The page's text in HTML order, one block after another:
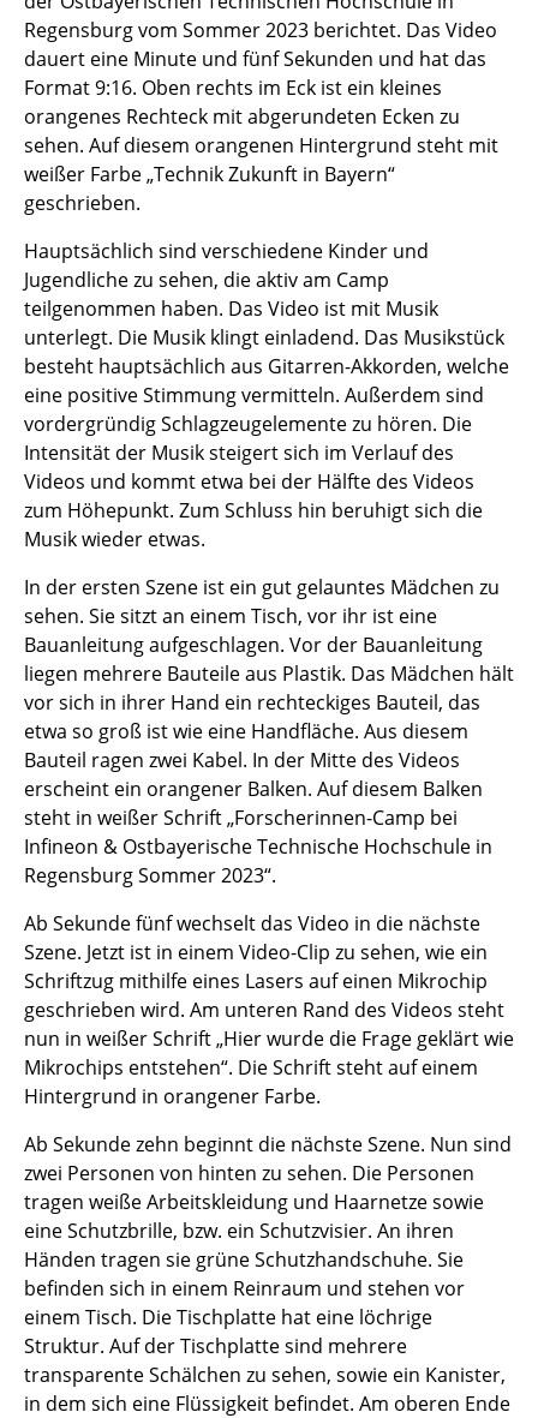
Regensburg vom Sommer 2023 berichtet. Das Video
dauert eine Minute und fünf Sekunden und hat das
Format 9:16. Oben rechts im Eck ist ein kleines
orangenes Rechteck mit abgerundeten Ecken zu
sehen. Auf diesem orangenen Hintergrund steht mit
weißer Farbe „Technik Zukunft in Bayern“
geschrieben.
Hauptsächlich sind verschiedene Kinder und
Jugendliche zu sehen, die aktiv am Camp
teilgenommen haben. Das Video ist mit Musik
unterlegt. Die Musik klingt einladend. Das Musikstück
besteht hauptsächlich aus Gitarren-Akkorden, welche
eine positive Stimmung vermitteln. Außerdem sind
vordergründig Schlagzeugelemente zu hören. Die
Intensität der Musik steigert sich im Verlauf des
Videos und kommt etwa bei der Hälfte des Videos
zum Höhepunkt. Zum Schluss hin beruhigt sich die
Musik wieder etwas.
In der ersten Szene ist ein gut gelauntes Mädchen zu
sehen. Sie sitzt an einem Tisch, vor ihr ist eine
Bauanleitung aufgeschlagen. Vor der Bauanleitung
liegen mehrere Bauteile aus Plastik. Das Mädchen hält
vor sich in ihrer Hand ein rechteckiges Bauteil, das
etwa so groß ist wie eine Handfläche. Aus diesem
Bauteil ragen zwei Kabel. In der Mitte des Videos
erscheint ein orangener Balken. Auf diesem Balken
steht in weißer Schrift „Forscherinnen-Camp bei
Infineon & Ostbayerische Technische Hochschule in
Regensburg Sommer 2023“.
Ab Sekunde fünf wechselt das Video in die nächste
Szene. Jetzt ist in einem Video-Clip zu sehen, wie ein
Schriftzug mithilfe eines Lasers auf einen Mikrochip
geschrieben wird. Am unteren Rand des Videos steht
nun in weißer Schrift „Hier wurde die Frage geklärt wie
Mikrochips entstehen“. Die Schrift steht auf einem
Hintergrund in orangener Farbe.
Ab Sekunde zehn beginnt die nächste Szene. Nun sind
zwei Personen von hinten zu sehen. Die Personen
tragen weiße Arbeitskleidung und Haarnetze sowie
eine Schutzbrille, bzw. ein Schutzvisier. An ihren
Händen tragen sie grüne Schutzhandschuhe. Sie
befinden sich in einem Reinraum und stehen vor
einem Tisch. Die Tischplatte hat eine löchrige
Struktur. Auf der Tischplatte sind mehrere
transparente Schälchen zu sehen, sowie ein Kanister,
in dem sich eine Flüssigkeit befindet. Am oberen Ende